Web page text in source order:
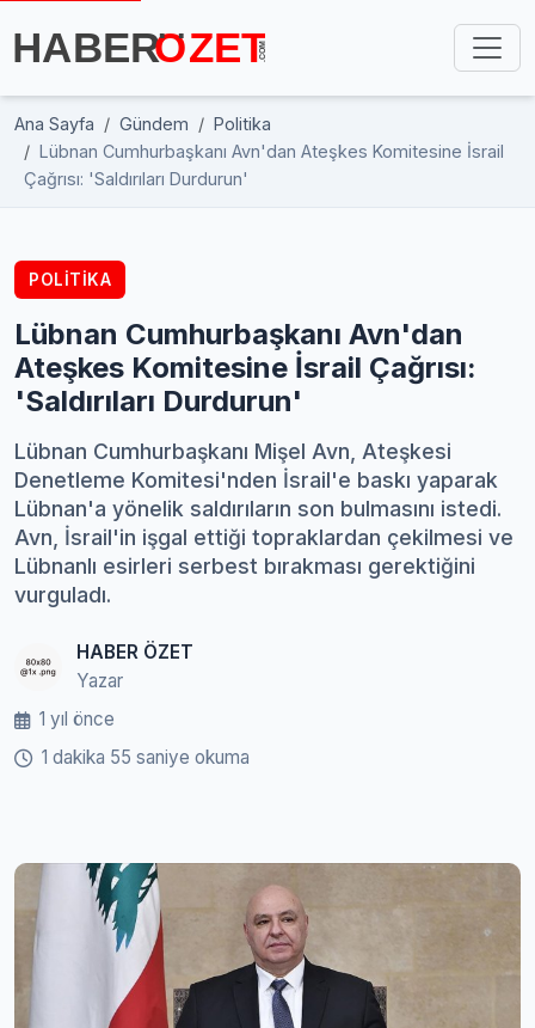
Ana Sayfa Gündem
Politika
Lübnan Cumhurbaşkanı Avn'dan Ateşkes Komitesine İsrail
Çağrısı: 'Saldırıları Durdurun'
POLITIKA
Lübnan Cumhurbaşkanı Avn'dan
Ateşkes Komitesine İsrail Çağrısı:
'Saldırıları Durdurun'
Lübnan Cumhurbaşkanı Mişel Avn, Ateşkesi
Denetleme Komitesi'nden İsrail'e baskı yaparak
Lübnan'a yönelik saldırıların son bulmasını istedi.
Avn, İsrail'in işgal ettiği topraklardan çekilmesi ve
Lübnanlı esirleri serbest bırakması gerektiğini
vurguladı.
HABER ÖZET
Yazar
1 yıl önce
1 dakika 55 saniye okuma